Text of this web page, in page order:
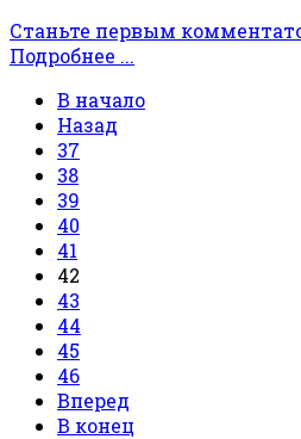
Станьте первым
Подробнее ...
В начало
Назад
37
38
39
40
41
42
43
44
45
46
Вперед
В конец